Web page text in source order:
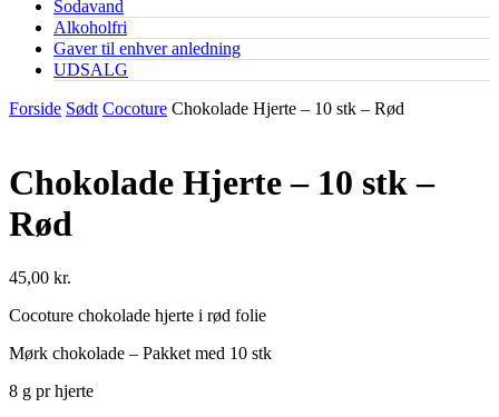
Sodavand
Alkoholfri
Gaver til enhver anledning
UDSALG
Forside Sødt Cocoture Chokolade Hjerte – 10 stk – Rød
Chokolade Hjerte – 10 stk –
Rød
45,00 kr.
Cocoture chokolade hjerte i rød folie
Mørk chokolade – Pakket med 10 stk
8 g pr hjerte